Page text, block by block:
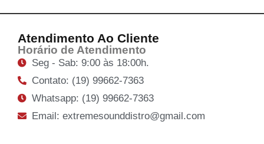
Atendimento Ao Cliente
Horário de Atendimento
Seg - Sab: 9:00 às 18:00h.
Contato: (19) 99662-7363
Whatsapp: (19) 99662-7363
Email: extremesounddistro@gmail.com